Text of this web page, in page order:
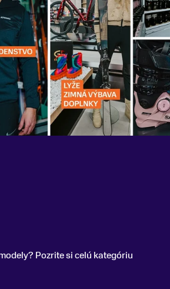
Pozrite si celú kategóriu